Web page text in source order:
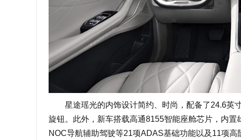
星途瑶光的内饰设计简约、时尚，配备了24.6英
旋钮。此外，新车搭载高通8155智能座舱芯片，内
NOC导航辅助驾驶等21项ADAS基础功能以及11项高